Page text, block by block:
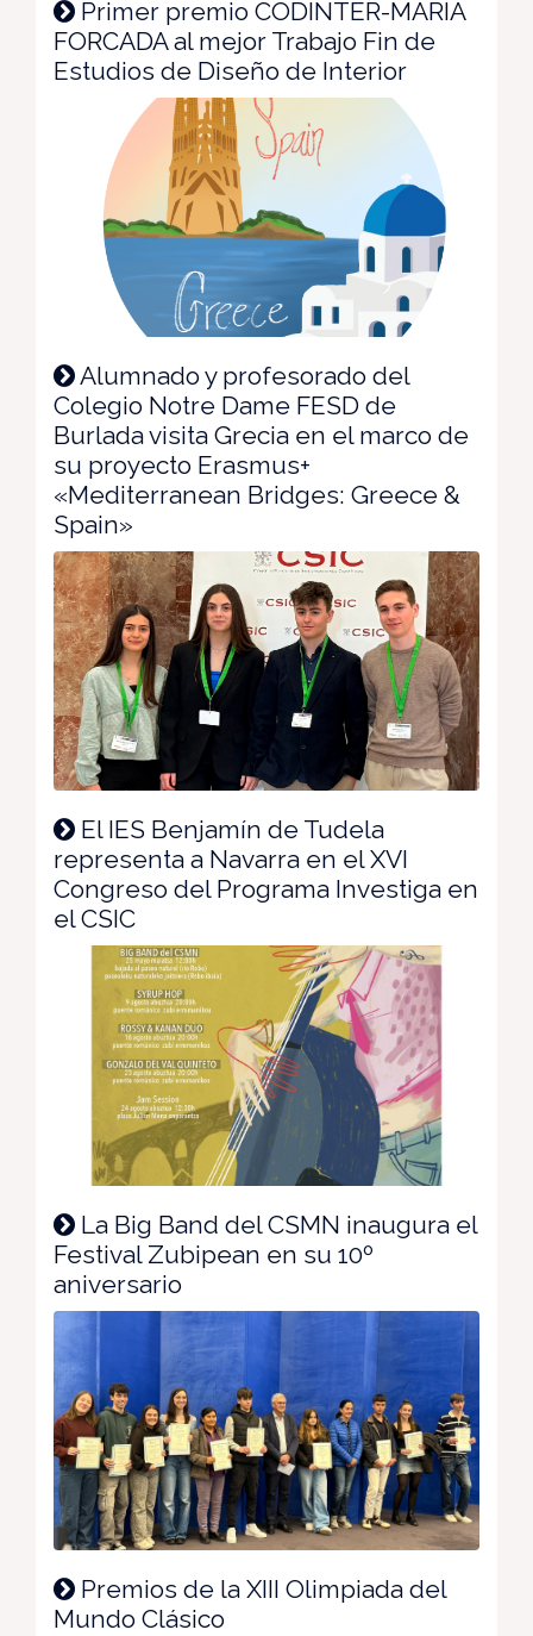
Primer premio CODINTER-MARÍA
FORCADA al mejor Trabajo Fin de
Estudios de Diseño de Interior
Alumnado y profesorado del
Colegio Notre Dame FESD de
Burlada visita Grecia en el marco de
su proyecto Erasmus+
«Mediterranean Bridges: Greece &
Spain»
El IES Benjamín de Tudela
representa a Navarra en el XVI
Congreso del Programa Investiga en
el CSIC
La Big Band del CSMN inaugura el
Festival Zubipean en su 10º
aniversario
Premios de la XIII Olimpiada del
Mundo Clásico